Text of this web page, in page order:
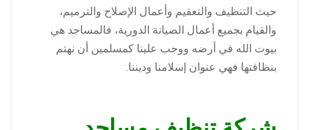
حيث التنظيف والتعقيم وأعمال الإصلاح والترميم،
والقيام بجميع أعمال الصيانة الدورية، فالمساجد هي
بيوت الله في أرضه ووجب علينا كمسلمين أن نهتم
بنظافتها فهي عنوان إسلامنا وديننا.